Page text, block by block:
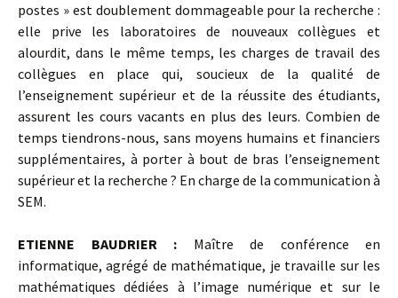
postes » est doublement dommageable pour la recherche :
elle prive les laboratoires de nouveaux collègues et
alourdit, dans le même temps, les charges de travail des
collègues en place qui, soucieux de la qualité de
l’enseignement supérieur et de la réussite des étudiants,
assurent les cours vacants en plus des leurs. Combien de
temps tiendrons-nous, sans moyens humains et financiers
supplémentaires, à porter à bout de bras l’enseignement
supérieur et la recherche ? En charge de la communication à
SEM.
ETIENNE BAUDRIER : Maître de conférence en
informatique, agrégé de mathématique, je travaille sur les
mathématiques dédiées à l’image numérique et sur le